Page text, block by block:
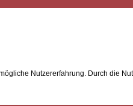
Nutzererfahrung. Durch die